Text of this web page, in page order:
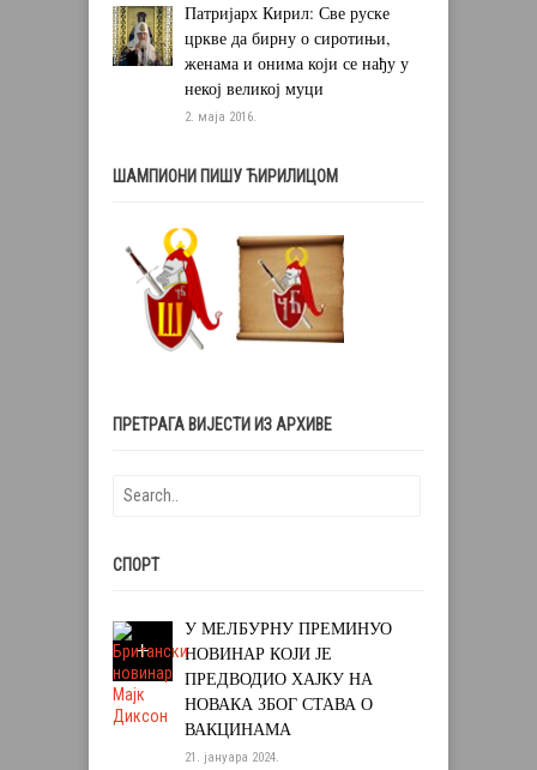
Патријарх Кирил: Све руске
цркве да бирну о сиротињи,
женама и онима који се нађу у
некој великој муци
2. маја 2016.
ШАМПИОНИ ПИШУ ЋИРИЛИЦОМ
ПРЕТРАГА ВИЈЕСТИ ИЗ АРХИВЕ
СПОРТ
У МЕЛБУРНУ ПРЕМИНУО
НОВИНАР КОЈИ ЈЕ
ПРЕДВОДИО ХАЈКУ НА
НОВАКА ЗБОГ СТАВА О
ВАКЦИНАМА
21. јануара 2024.